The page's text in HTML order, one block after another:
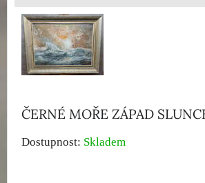
ČERNÉ MOŘE ZÁPAD
Dostupnost: Skladem